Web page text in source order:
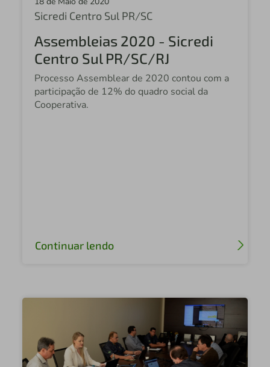
Sicredi Centro Sul PR/SC
Assembleias 2020 - Sicredi
Centro Sul PR/SC/RJ
Processo Assemblear de 2020 contou com a
participação de 12% do quadro social da
Cooperativa.
Continuar lendo